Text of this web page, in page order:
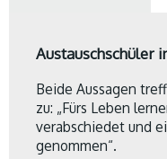
Austauschschüler
Beide Aussagen
zu: „Fürs Leben
verabschiedet und
genommen“.